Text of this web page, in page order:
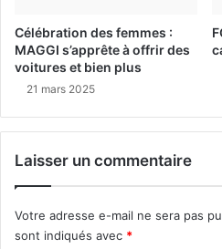
Célébration des femmes :
MAGGI s’apprête à offrir des
voitures et bien plus
21 mars 2025
Laisser un commentaire
Votre adresse e-mail ne sera pas
sont indiqués avec *